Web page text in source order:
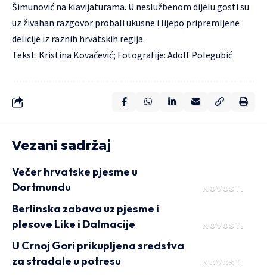
Šimunović na klavijaturama. U neslužbenom dijelu gosti su
uz živahan razgovor probali ukusne i lijepo pripremljene
delicije iz raznih hrvatskih regija.
Tekst: Kristina Kovačević; Fotografije: Adolf Polegubić
Vezani sadržaj
NOVOSTI
Večer hrvatske pjesme u
Dortmundu
NOVOSTI
Berlinska zabava uz pjesme i
plesove Like i Dalmacije
NOVOSTI
U Crnoj Gori prikupljena sredstva
za stradale u potresu